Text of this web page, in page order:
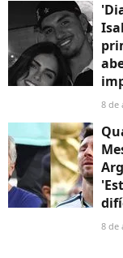
8 de
8 de